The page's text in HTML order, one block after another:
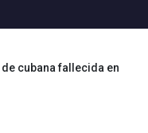
cubana fallecida en